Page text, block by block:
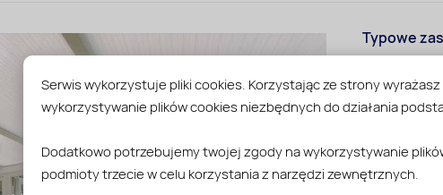
Serwis wykorzystuje pliki cookies. Korzystając ze strony
wykorzystywanie plików cookies niezbędnych do działania
Dodatkowo potrzebujemy twojej zgody na wykorzystywanie
podmioty trzecie w celu korzystania z narzędzi zewnętrznych.
Typowe
Ogrody